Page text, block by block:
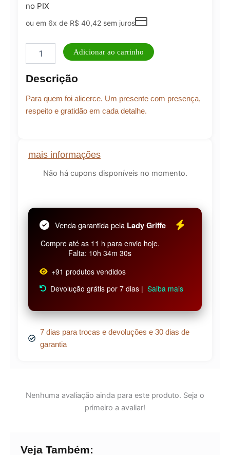
mais informações
Não há cupons disponíveis no momento.
Venda garantida pela Lady Griffe
Compre até as 11 h para envio hoje.
Falta: 10h 34m 30s
+91 produtos vendidos
Devolução grátis por 7 dias | Saiba mais
7 dias para trocas e devoluções e 30 dias de
garantia
no PIX
ou em 6x de R$ 40,42 sem juros
-
quantidade
Adicionar ao carrinho
Descrição
Para quem foi alicerce. Um presente com presença,
respeito e gratidão em cada detalhe.
Nenhuma avaliação ainda para este produto. Seja o
primeiro a avaliar!
Veja Também: